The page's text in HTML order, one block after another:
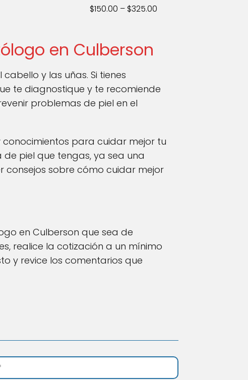
$150.00 – $325.00
en Culberson
y las uñas. Si tienes
te diagnostique y te recomiende
problemas de piel en el
para cuidar mejor tu
piel que tengas, ya sea una
sobre cómo cuidar mejor
en Culberson que sea de
realice la cotización a un mínimo
y revice los comentarios que